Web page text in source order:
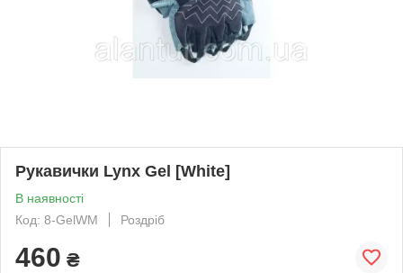
Рукавички Lynx Gel [White]
В наявності
Код: 8-GelWM
Роздріб
460 ₴